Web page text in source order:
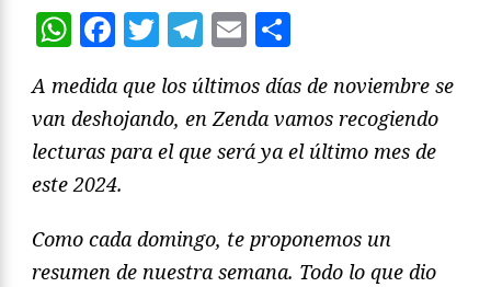
WhatsApp
Facebook
Twitter
Telegram
Email
A medida que los últimos días de noviembre se
van deshojando, en Zenda vamos recogiendo
lecturas para el que será ya el último mes de
este 2024.
Como cada domingo, te proponemos un
resumen de nuestra semana. Todo lo que dio